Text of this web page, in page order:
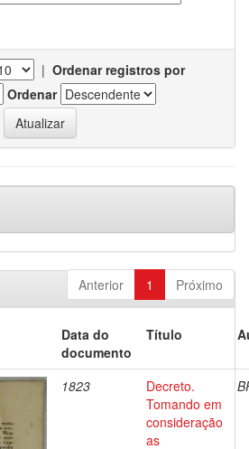
| Ordenar registros por
Ordenar
Anterior 1 Próximo
Data do
documento
Título
1823
Decreto.
Tomando em
consideração
as